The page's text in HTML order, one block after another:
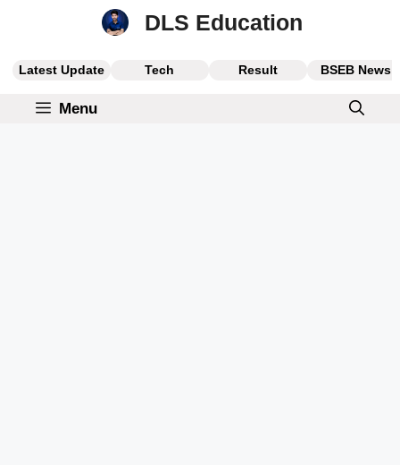
DLS Education
Latest Update Tech Result BSEB News
Menu